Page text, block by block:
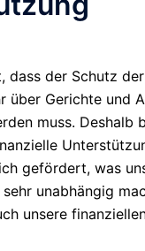
dass der Schutz
über Gerichte und
muss. Deshalb
gefördert, was
unabhängig
unsere